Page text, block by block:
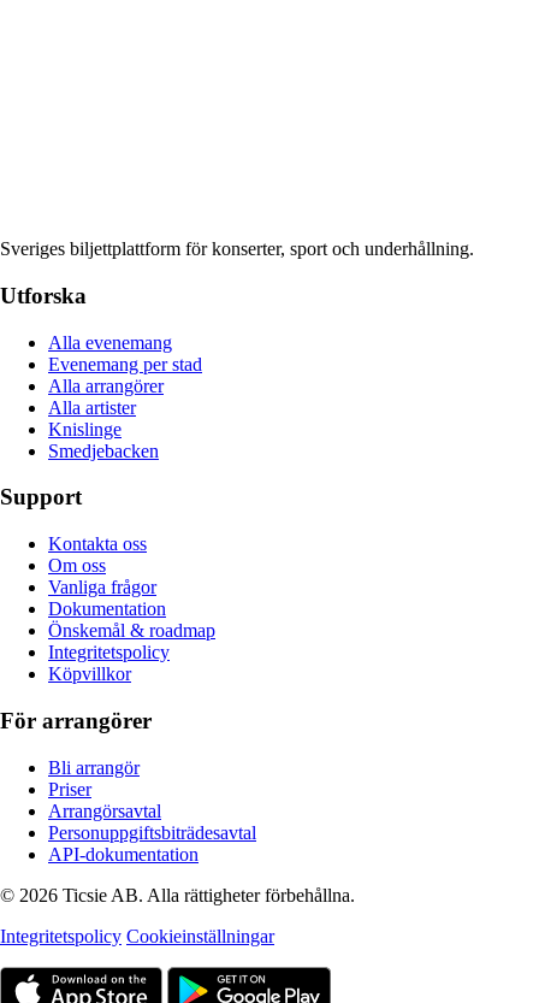
Sveriges biljettplattform för konserter, sport och underhållning.
Utforska
Alla evenemang
Evenemang per stad
Alla arrangörer
Alla artister
Knislinge
Smedjebacken
Support
Kontakta oss
Om oss
Vanliga frågor
Dokumentation
Önskemål & roadmap
Integritetspolicy
Köpvillkor
För arrangörer
Bli arrangör
Priser
Arrangörsavtal
Personuppgiftsbiträdesavtal
API-dokumentation
© 2026 Ticsie AB. Alla rättigheter förbehållna.
Integritetspolicy Cookieinställningar